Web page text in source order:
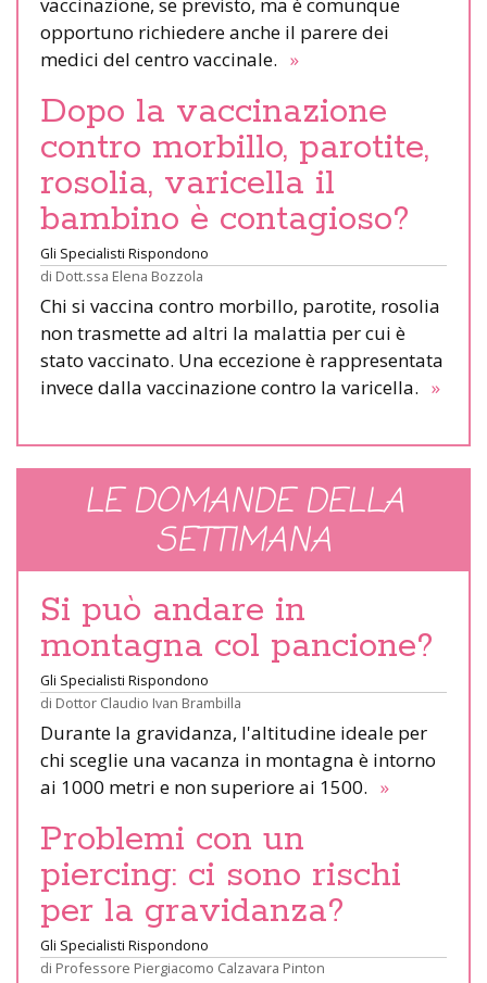
opportuno richiedere anche il parere dei
medici del centro vaccinale. »
Dopo la vaccinazione
contro morbillo, parotite,
rosolia, varicella il
bambino è contagioso?
Gli Specialisti Rispondono
di Dott.ssa Elena Bozzola
Chi si vaccina contro morbillo, parotite, rosolia
non trasmette ad altri la malattia per cui è
stato vaccinato. Una eccezione è rappresentata
invece dalla vaccinazione contro la varicella. »
LE DOMANDE DELLA
SETTIMANA
Si può andare in
montagna col pancione?
Gli Specialisti Rispondono
di Dottor Claudio Ivan Brambilla
Durante la gravidanza, l'altitudine ideale per
chi sceglie una vacanza in montagna è intorno
ai 1000 metri e non superiore ai 1500. »
Problemi con un
piercing: ci sono rischi
per la gravidanza?
Gli Specialisti Rispondono
di Professore Piergiacomo Calzavara Pinton